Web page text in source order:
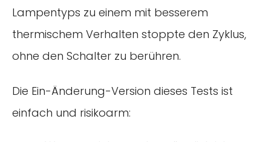
Lampentyps zu einem mit besserem
thermischem Verhalten stoppte den Zyklus,
ohne den Schalter zu berühren.
Die Ein-Änderung-Version dieses Tests ist
einfach und risikoarm: